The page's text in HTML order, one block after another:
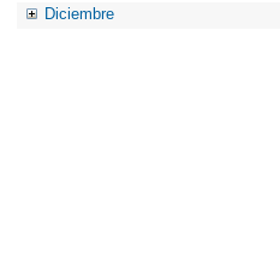
Diciembre